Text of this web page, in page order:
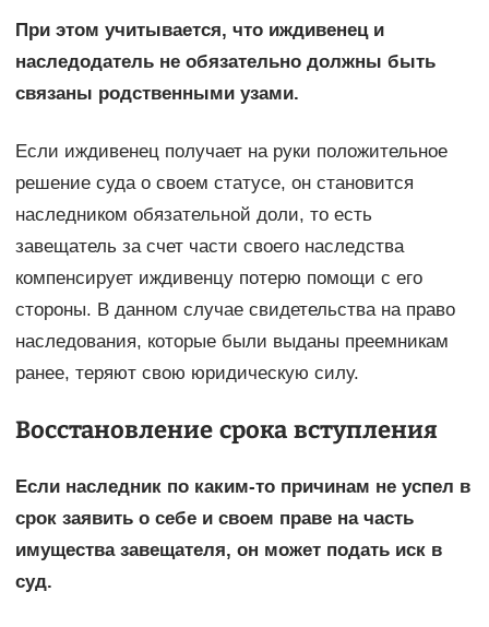
При этом учитывается, что иждивенец и
наследодатель не обязательно должны быть
связаны родственными узами.
Если иждивенец получает на руки положительное
решение суда о своем статусе, он становится
наследником обязательной доли, то есть
завещатель за счет части своего наследства
компенсирует иждивенцу потерю помощи с его
стороны. В данном случае свидетельства на право
наследования, которые были выданы преемникам
ранее, теряют свою юридическую силу.
Восстановление срока вступления
Если наследник по каким-то причинам не успел в
срок заявить о себе и своем праве на часть
имущества завещателя, он может подать иск в
суд.